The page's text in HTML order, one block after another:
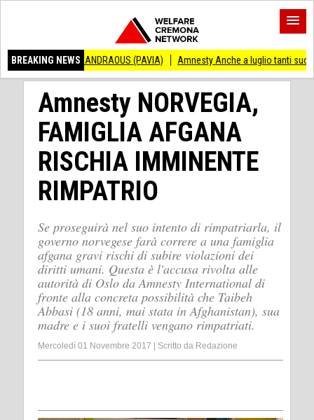
BREAKING NEWS
ANDRAOUS (PAVIA) Amnesty Anche a luglio tanti successi ed
Amnesty NORVEGIA,
FAMIGLIA AFGANA
RISCHIA IMMINENTE
RIMPATRIO
Se proseguirà nel suo intento di rimpatriarla, il
governo norvegese farà correre a una famiglia
afgana gravi rischi di subire violazioni dei
diritti umani. Questa è l'accusa rivolta alle
autorità di Oslo da Amnesty International di
fronte alla concreta possibilità che Taibeh
Abbasi (18 anni, mai stata in Afghanistan), sua
madre e i suoi fratelli vengano rimpatriati.
Mercoledì 01 Novembre 2017 Scritto da Redazione